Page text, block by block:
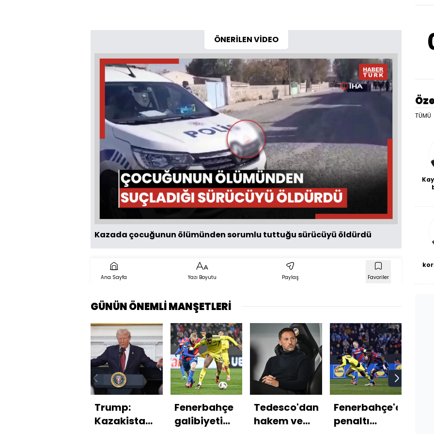
ÖNERİLEN VİDEO
Videoyu
Oynat
Kazada çocuğunun ölümünden sorumlu tuttuğu sürücüyü öldürdü
Ana Sayfa Yazı Boyutu Paylaş Favoriler
GÜNÜN ÖNEMLİ MANŞETLERİ
Trump:
Kazakistan,
Fenerbahçe
galibiyeti
Tedesco'dan
hakem ve
Fenerbahçe'de
penaltı
TÜMÜ